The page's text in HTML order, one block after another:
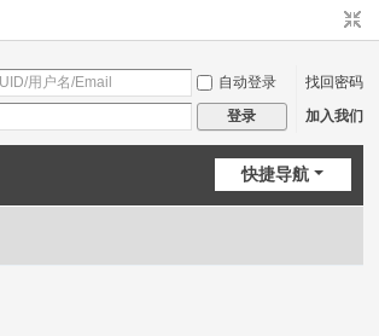
自动登录
找回密码
登录 加入我们
快捷导航